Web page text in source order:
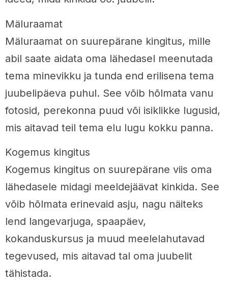
Mäluraamat
Mäluraamat on suurepärane kingitus, mille
abil saate aidata oma lähedasel meenutada
tema minevikku ja tunda end erilisena tema
juubelipäeva puhul. See võib hõlmata vanu
fotosid, perekonna puud või isiklikke lugusid,
mis aitavad teil tema elu lugu kokku panna.
Kogemus kingitus
Kogemus kingitus on suurepärane viis oma
lähedasele midagi meeldejäävat kinkida. See
võib hõlmata erinevaid asju, nagu näiteks
lend langevarjuga, spaapäev,
kokanduskursus ja muud meelelahutavad
tegevused, mis aitavad tal oma juubelit
tähistada.